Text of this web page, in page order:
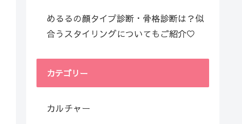
めるるの顔タイプ診断・骨格診断は？似
合うスタイリングについてもご紹介♡
カテゴリー
カルチャー